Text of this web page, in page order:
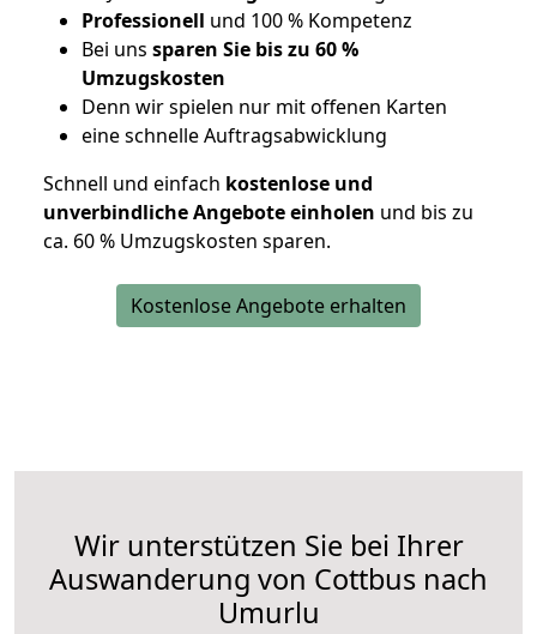
Professionell und 100 % Kompetenz
Bei uns sparen Sie bis zu 60 %
Umzugskosten
Denn wir spielen nur mit offenen Karten
eine schnelle Auftragsabwicklung
Schnell und einfach kostenlose und
unverbindliche Angebote einholen und bis zu
ca. 60 % Umzugskosten sparen.
Kostenlose Angebote erhalten
Wir unterstützen Sie bei Ihrer
Auswanderung von Cottbus nach
Umurlu